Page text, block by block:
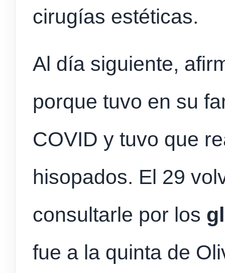
cirugías estéticas.
Al día siguiente,
porque tuvo en su
COVID y tuvo que
hisopados. El 29
consultarle por los
fue a la quinta de